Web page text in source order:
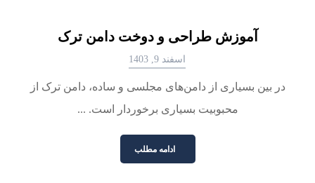
آموزش طراحی و دوخت دامن ترک
اسفند 9, 1403
در بین بسیاری از دامن‌های مجلسی و ساده، دامن ترک از
محبوبیت بسیاری برخوردار است. ...
ادامه مطلب